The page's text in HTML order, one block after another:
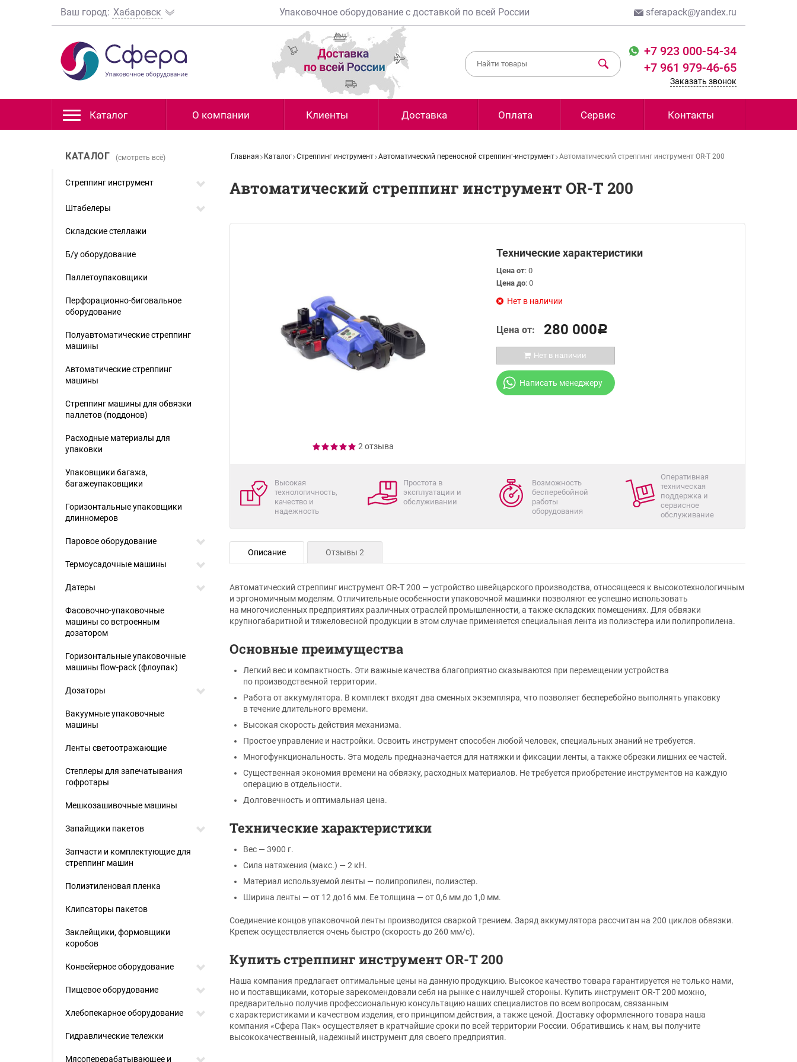
Ваш город: Хабаровск Упаковочное оборудование с доставкой по всей России sferapack@yandex.ru
+7 923 000-54-34
+7 961 979-46-65
Заказать звонок
Каталог О компании Клиенты Доставка Оплата Сервис Контакты
Главная Каталог Стреппинг инструмент Автоматический переносной стреппинг-инструмент Автоматический стреппинг инструмент OR-T 200
Автоматический стреппинг инструмент OR-T 200
2 отзыва
Технические характеристики
Цена от: 0
Цена до: 0
Нет в наличии
Цена от: 280 000Р
Нет в наличии
Написать менеджеру
Высокая
технологичность,
качество и
надежность
Простота в
эксплуатации и
обслуживании
Возможность
бесперебойной
работы
оборудования
Оперативная
техническая
поддержка и
сервисное
обслуживание
Описание Отзывы 2
Автоматический стреппинг инструмент OR-T 200 — устройство швейцарского производства, относящееся к высокотехнологичным
и эргономичным моделям. Отличительные особенности упаковочной машинки позволяют ее успешно использовать
на многочисленных предприятиях различных отраслей промышленности, а также складских помещениях. Для обвязки
крупногабаритной и тяжеловесной продукции в этом случае применяется специальная лента из полиэстера или полипропилена.
Основные преимущества
Легкий вес и компактность. Эти важные качества благоприятно сказываются при перемещении устройства
по производственной территории.
Работа от аккумулятора. В комплект входят два сменных экземпляра, что позволяет бесперебойно выполнять упаковку
в течение длительного времени.
Высокая скорость действия механизма.
Простое управление и настройки. Освоить инструмент способен любой человек, специальных знаний не требуется.
Многофункциональность. Эта модель предназначается для натяжки и фиксации ленты, а также обрезки лишних ее частей.
Существенная экономия времени на обвязку, расходных материалов. Не требуется приобретение инструментов на каждую
операцию в отдельности.
Долговечность и оптимальная цена.
Технические характеристики
Вес — 3900 г.
Сила натяжения (макс.) — 2 кН.
Материал используемой ленты — полипропилен, полиэстер.
Ширина ленты — от 12 до16 мм. Ее толщина — от 0,6 мм до 1,0 мм.
Соединение концов упаковочной ленты производится сваркой трением. Заряд аккумулятора рассчитан на 200 циклов обвязки.
Крепеж осуществляется очень быстро (скорость до 260 мм/с).
Купить стреппинг инструмент OR-T 200
Наша компания предлагает оптимальные цены на данную продукцию. Высокое качество товара гарантируется не только нами,
но и поставщиками, которые зарекомендовали себя на рынке с наилучшей стороны. Купить инструмент OR-T 200 можно,
предварительно получив профессиональную консультацию наших специалистов по всем вопросам, связанным
с характеристиками и качеством изделия, его принципом действия, а также ценой. Доставку оформленного товара наша
компания «Сфера Пак» осуществляет в кратчайшие сроки по всей территории России. Обратившись к нам, вы получите
высококачественный, надежный инструмент для своего предприятия.
КАТАЛОГ (смотреть всё)
Стреппинг инструмент
Штабелеры
Складские стеллажи
Б/у оборудование
Паллетоупаковщики
Перфорационно-биговальное
оборудование
Полуавтоматические стреппинг
машины
Автоматические стреппинг
машины
Стреппинг машины для обвязки
паллетов (поддонов)
Расходные материалы для
упаковки
Упаковщики багажа,
багажеупаковщики
Горизонтальные упаковщики
длинномеров
Паровое оборудование
Термоусадочные машины
Датеры
Фасовочно-упаковочные
машины со встроенным
дозатором
Горизонтальные упаковочные
машины flow-pack (флоупак)
Дозаторы
Вакуумные упаковочные
машины
Ленты светоотражающие
Степлеры для запечатывания
гофротары
Мешкозашивочные машины
Запайщики пакетов
Запчасти и комплектующие для
стреппинг машин
Полиэтиленовая пленка
Клипсаторы пакетов
Заклейщики, формовщики
коробов
Конвейерное оборудование
Пищевое оборудование
Хлебопекарное оборудование
Гидравлические тележки
Мясоперерабатывающее и